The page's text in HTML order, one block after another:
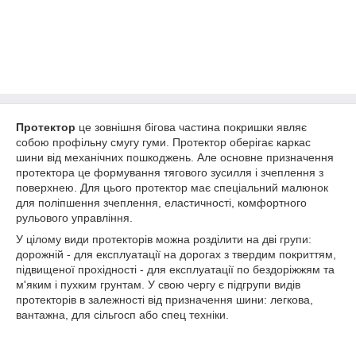
Протектор це зовнішня бігова частина покришки являє
собою профільну смугу гуми. Протектор оберігає каркас
шини від механічних пошкоджень. Але основне призначення
протектора це формування тягового зусилля і зчеплення з
поверхнею. Для цього протектор має спеціальний малюнок
для поліпшення зчеплення, еластичності, комфортного
рульового управління.
У цілому види протекторів можна розділити на дві групи:
дорожній - для експлуатації на дорогах з твердим покриттям,
підвищеної прохідності - для експлуатації по бездоріжжям та
м'яким і пухким грунтам. У свою чергу є підгрупи видів
протекторів в залежності від призначення шини: легкова,
вантажна, для сільгосп або спец техніки.